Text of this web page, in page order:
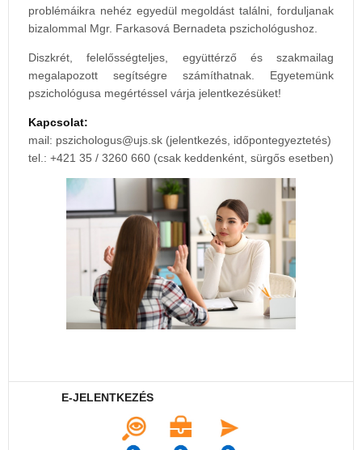
problémáikra nehéz egyedül megoldást találni, forduljanak
bizalommal Mgr. Farkasová Bernadeta pszichológushoz.
Diszkrét, felelősségteljes, együttérző és szakmailag
megalapozott segítségre számíthatnak. Egyetemünk
pszichológusa megértéssel várja jelentkezésüket!
Kapcsolat:
mail:
(jelentkezés, időpontegyeztetés)
tel.: +421 35 / 3260 660 (csak keddenként, sürgős esetben)
E-JELENTKEZÉS